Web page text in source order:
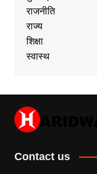
राजनीति
राज्य
शिक्षा
स्वास्थ
Contact us